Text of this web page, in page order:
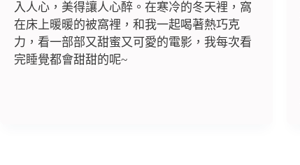
入人心，美得讓人心醉。在寒冷的冬天裡，窩
在床上暖暖的被窩裡，和我一起喝著熱巧克
力，看一部部又甜蜜又可愛的電影，我每次看
完睡覺都會甜甜的呢~